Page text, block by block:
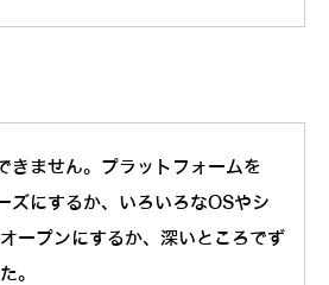
ません。プラットフォームを
ズにするか、いろいろなOSやシ
ープンにするか、深いところでず
。